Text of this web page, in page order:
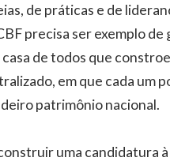
de práticas e de
precisa ser exemplo de
de todos que
em que cada um
patrimônio nacional.
uma candidatura